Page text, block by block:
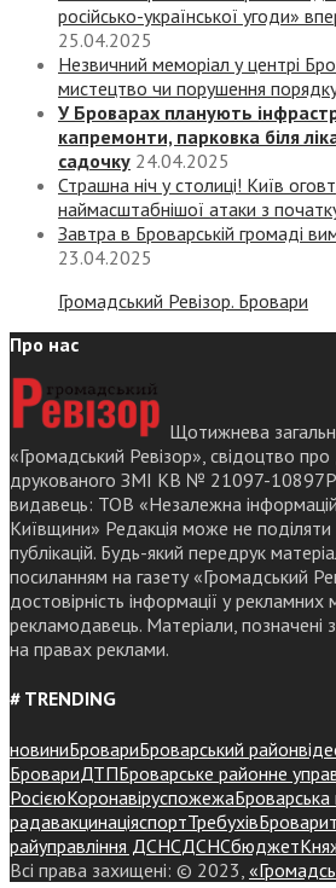
російсько-української угоди»
25.04.2025
Незвичний меморіал у центрі
мистецтво чи порушення
У Броварах планують
капремонти, парковка біля
садочку 24.04.2025
Страшна ніч у столиці! Київ
наймасштабнішої атаки з
Завтра в Броварській громаді
23.04.2025
Громадський Ревізор. Бровари
Про нас
Щотижнева
«Громадський Ревізор», свідоцтво
друкованого ЗМІ КВ № 21097-
видавець: ТОВ «Незалежна
Київщини» Редакція може не поділяти
публікацій. Будь-який передрук
посиланням на газету «Громадський
достовірність інформації у рекламних
рекламодавець. Матеріали, позначені
на правах реклами.
# TRENDING
новиниБровариБроварський район
БровариДТПБроварське районне
РосієюКоронавіруспожежаБроварська
радавакцинаціяспортТребухів
райуправління ДСНСДСНСбюджет
Всі права захищені: © 2023,